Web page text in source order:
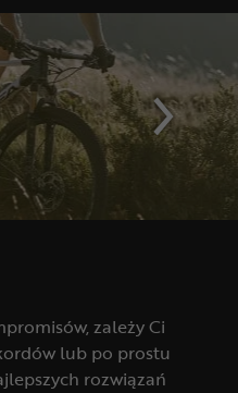
zależy Ci
lub po prostu
rozwiązań